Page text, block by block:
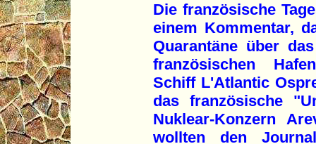
Die französische
einem Kommentar,
Quarantäne über
französischen
Schiff L'Atlantic
das französische
Nuklear-Konzern
wollten den